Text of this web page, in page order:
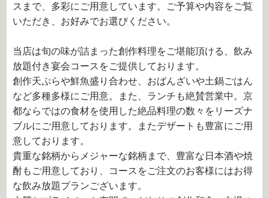
スまで、多彩にご用意しています。ご予算や内容をご覧
いただき、お好みでお選びください。
当店は旬の味が詰まった創作料理をご堪能頂ける、飲み
放題付き宴会コースをご提供しております。
創作天ぷらや鮮魚盛り合わせ、おばんざいや土鍋ごはん
など多種多様にご用意。また、ランチも絶賛営業中。京
都ならではの食材を使用した絶品料理の数々をリーズナ
ブルにご用意しております。またデザートも豊富にご用
意しております。
貴重な銘柄からメジャーな銘柄まで、豊富な日本酒や焼
酎もご用意しており、コースをご注文のお客様にはお得
な飲み放題プランございます。